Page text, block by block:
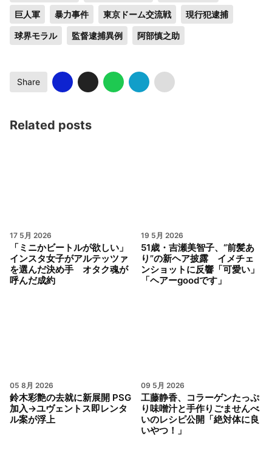
巨人軍 暴力事件 東京ドーム交流戦 現行犯逮捕
球界モラル 監督逮捕異例 阿部慎之助
Share
Related posts
17 5月 2026
「ミニかビートルが欲しい」
インスタ女子がアルテッツァ
を選んだ決め手 オタク魂が
呼んだ成約
19 5月 2026
51歳・吉瀬美智子、“前髪あ
り”の新ヘア披露 イメチェ
ンショットに反響「可愛い」
「ヘアーgoodです」
05 8月 2026
鈴木彩艶の去就に新展開 PSG
加入→ユヴェントス即レンタ
ル案が浮上
09 5月 2026
工藤静香、コラーゲンたっぷ
り味噌汁と手作りごませんべ
いのレシピ公開「絶対体に良
いやつ！」